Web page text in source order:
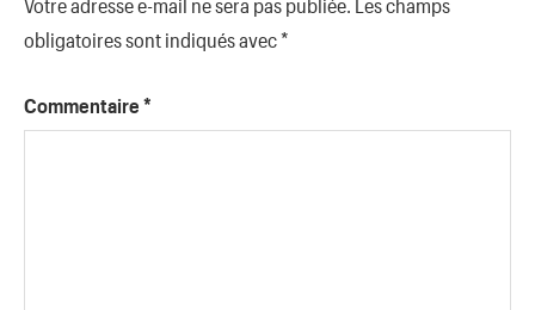
Votre adresse e-mail ne sera pas publiée. Les champs
obligatoires sont indiqués avec*
Commentaire *